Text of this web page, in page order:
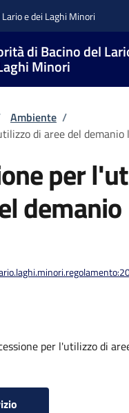
e dei Laghi Minori
di Bacino del
Minori
pane
Ambiente /
di aree del demanio
per
demanio
per l'utilizzo di